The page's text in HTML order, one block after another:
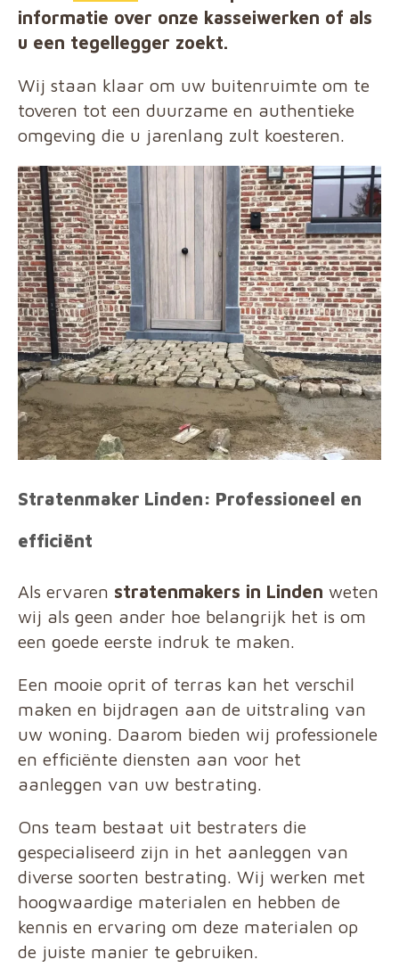
informatie over onze kasseiwerken of als
u een tegellegger zoekt.
Wij staan klaar om uw buitenruimte om te
toveren tot een duurzame en authentieke
omgeving die u jarenlang zult koesteren.
Stratenmaker Linden: Professioneel en
efficiënt
Als ervaren stratenmakers in Linden weten
wij als geen ander hoe belangrijk het is om
een goede eerste indruk te maken.
Een mooie oprit of terras kan het verschil
maken en bijdragen aan de uitstraling van
uw woning. Daarom bieden wij professionele
en efficiënte diensten aan voor het
aanleggen van uw bestrating.
Ons team bestaat uit bestraters die
gespecialiseerd zijn in het aanleggen van
diverse soorten bestrating. Wij werken met
hoogwaardige materialen en hebben de
kennis en ervaring om deze materialen op
de juiste manier te gebruiken.